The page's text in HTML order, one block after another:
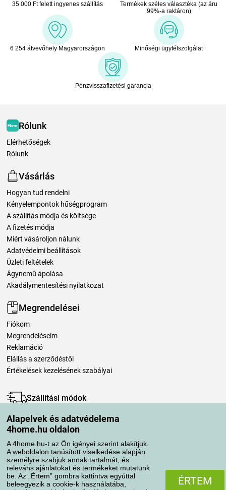
Alapelvek és adatvédelema
4home.hu oldalon
A 4home.hu-t az Ön igényei szerint alakítjuk.
A weboldalon tanúsított viselkedése alapján
személyre szabjuk annak tartalmát, és
releváns ajánlatokat és termékeket mutatunk
be. Az „Értem” gombra kattintva egyúttal
beleegyezik a cookie-k használatába,
ÉRTEM
35 000 Ft felett ingyenes szállítás
Termékek széles választéka (az áru
99%-a raktáron)
6 254 átvevőhely Magyarországon Minőségi ügyfélszolgálat
Pénzvisszafizetési garancia
Rólunk
Elérhetőségek
Rólunk
Vásárlás
Hogyan tud rendelni
Kényelempontok hűségprogram
A szállítás módja és költsége
A fizetés módja
Miért vásároljon nálunk
Adatvédelmi beállítások
Üzleti feltételek
Ágynemű ápolása
Akadálymentesítési nyilatkozat
Megrendelései
Fiókom
Megrendeléseim
Reklamáció
Elállás a szerződéstől
Értékelések kezelésének szabályai
Szállítási módok
Fizetési módok